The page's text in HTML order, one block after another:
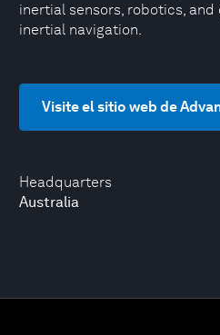
Headquarters
Australia
inertial sensors, robotics,
inertial navigation.
Visite el sitio web de